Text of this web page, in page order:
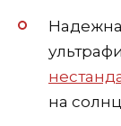
на